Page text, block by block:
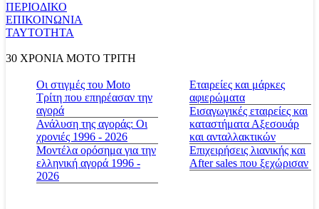
ΠΕΡΙΟΔΙΚΟ
ΕΠΙΚΟΙΝΩΝΙΑ
ΤΑΥΤΟΤΗΤΑ
30 ΧΡΟΝΙΑ MOTO ΤΡΙΤΗ
Οι στιγμές του Moto
Τρίτη που επηρέασαν την
αγορά
Ανάλυση της αγοράς: Οι
χρονιές 1996 - 2026
Μοντέλα ορόσημα για την
ελληνική αγορά 1996 -
2026
Εταιρείες και μάρκες
αφιερώματα
Εισαγωγικές εταιρείες και
καταστήματα Αξεσουάρ
και ανταλλακτικών
Επιχειρήσεις λιανικής και
After sales που ξεχώρισαν